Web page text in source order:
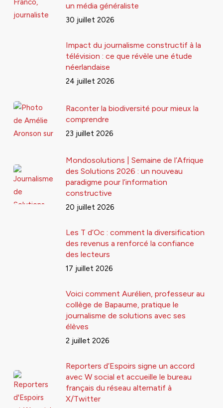
un média généraliste
30 juillet 2026
Impact du journalisme constructif à la
télévision : ce que révèle une étude
néerlandaise
24 juillet 2026
Raconter la biodiversité pour mieux la
comprendre
23 juillet 2026
Mondosolutions | Semaine de l’Afrique
des Solutions 2026 : un nouveau
paradigme pour l’information
constructive
20 juillet 2026
Les T d’Oc : comment la diversification
des revenus a renforcé la confiance
des lecteurs
17 juillet 2026
Voici comment Aurélien, professeur au
collège de Bapaume, pratique le
journalisme de solutions avec ses
élèves
2 juillet 2026
Reporters d’Espoirs signe un accord
avec W social et accueille le bureau
français du réseau alternatif à
X/Twitter